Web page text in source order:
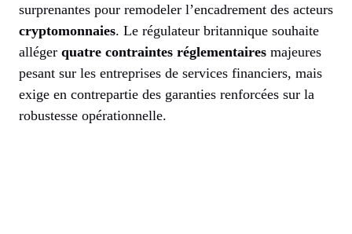
surprenantes pour remodeler l’encadrement des acteurs
cryptomonnaies. Le régulateur britannique souhaite
alléger quatre contraintes réglementaires majeures
pesant sur les entreprises de services financiers, mais
exige en contrepartie des garanties renforcées sur la
robustesse opérationnelle.